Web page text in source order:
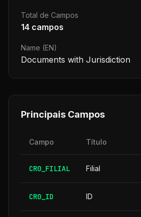
Total de Campos
14 campos
Name (EN)
Documents with Jurisdiction
Principais Campos
Campo Título
CR0_FILIAL Filial
CR0_ID ID